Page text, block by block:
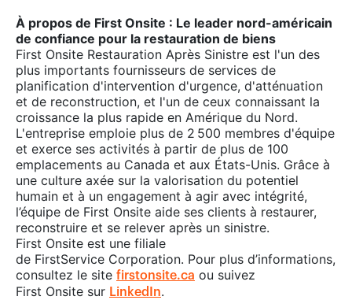
À propos de First Onsite : Le leader nord-américain
de confiance pour la restauration de biens
First Onsite Restauration Après Sinistre est l'un des
plus importants fournisseurs de services de
planification d'intervention d'urgence, d'atténuation
et de reconstruction, et l'un de ceux connaissant la
croissance la plus rapide en Amérique du Nord.
L'entreprise emploie plus de 2 500 membres d'équipe
et exerce ses activités à partir de plus de 100
emplacements au Canada et aux États-Unis. Grâce à
une culture axée sur la valorisation du potentiel
humain et à un engagement à agir avec intégrité,
l’équipe de First Onsite aide ses clients à restaurer,
reconstruire et se relever après un sinistre.
First Onsite est une filiale
de FirstService Corporation. Pour plus d’informations,
consultez le site firstonsite.ca ou suivez
First Onsite sur LinkedIn.